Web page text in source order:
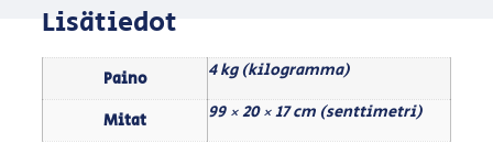
Lisätiedot
Paino 4 kg (kilogramma)
Mitat 99 × 20 × 17 cm (senttimetri)